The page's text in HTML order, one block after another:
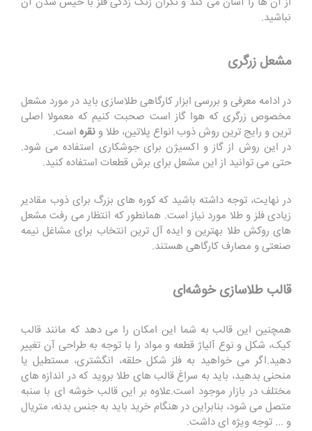
نباشید.
مشعل زرگری
در ادامه معرفی و بررسی ابزار کارگاهی طلاسازی باید در مورد مشعل
مخصوص زرگری که هوا گاز است صحبت کنیم که معمولا اصلی
ترین و رایج ترین روش ذوب انواع پلاتین، طلا و نقره است.
در این روش از گاز و اکسیژن برای جوشکاری استفاده می شود.
حتی می توانید از این مشعل برای برش قطعات استفاده کنید.
در نهایت، توجه داشته باشید که کوره های بزرگ برای ذوب مقادیر
زیادی فلز و طلا مورد نیاز است. همانطور که انتظار می رفت مشعل
های روکش طلا بهترین و ایده آل ترین انتخاب برای مشاغل نیمه
صنعتی و مصارف کارگاهی هستند.
قالب طلاسازی خوشه‌ای
همچنین این قالب به شما این امکان را می دهد که مانند قالب
کیک، شکل و نوع آلیاژ قطعه و مواد را با توجه به طراحی آن تغییر
دهید.اگر می خواهید به فلز شکل حلقه، انگشتری، مستطیل یا
منحنی بدهید، باید به سراغ قالب های طلا بروید که در اندازه های
مختلف در بازار موجود است.علاوه بر این قالب خوشه ای با سنبه
متصل می شود، بنابراین در هنگام خرید باید به جنس بدنه، متریال
و ... توجه ویژه ای داشت.